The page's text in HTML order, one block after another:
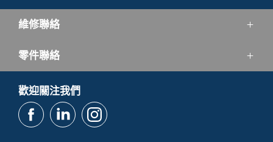
維修聯絡
服務電話
服務時間
星期一至星期五：上午 8:00 - 晚上 7:00
零件聯絡
零件部門電話
2713 5164
歡迎關注我們